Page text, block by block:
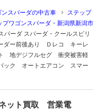
ンスパーダの中古車
ステップ
プワゴンスパーダ・新潟県新潟市
パーダ スパーダ・クールスピリ
ダー前後あり Ｄレコ キーレ
地デジフルセグ 衝突被害軽
ク オートエアコン スマー
ット買取 営業電